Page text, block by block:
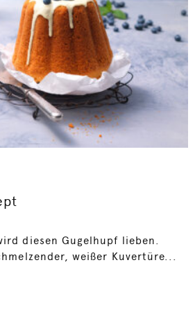
diesen Gugelhupf lieben.
weißer Kuvertüre...